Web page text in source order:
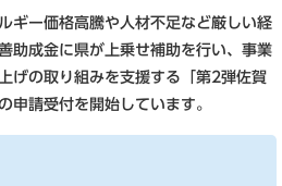
ギー価格高騰や人材不足など厳しい経
助成金に県が上乗せ補助を行い、事業
げの取り組みを支援する「第2弾佐賀
申請受付を開始しています。